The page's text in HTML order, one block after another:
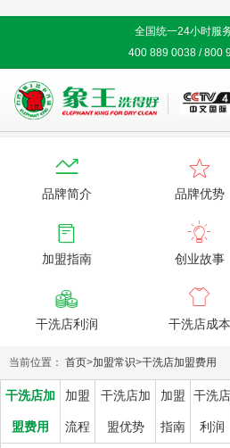
全国统一24小时服
400 889 0038 / 800

品牌简介

品牌优势

加盟指南

创业故事

干洗店利润

干洗店成本
当前位置： 首页>加盟常识>干洗店加盟费用
干洗店加
盟费用
加盟
流程
干洗店加
盟优势
加盟
指南
干洗店
利润